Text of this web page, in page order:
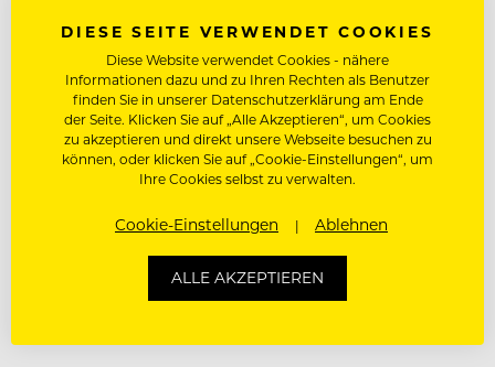
DIESE SEITE VERWENDET COOKIES
Diese Website verwendet Cookies - nähere
Informationen dazu und zu Ihren Rechten als Benutzer
finden Sie in unserer Datenschutzerklärung am Ende
der Seite. Klicken Sie auf „Alle Akzeptieren“, um Cookies
zu akzeptieren und direkt unsere Webseite besuchen zu
können, oder klicken Sie auf „Cookie-Einstellungen“, um
Ihre Cookies selbst zu verwalten.
Cookie-Einstellungen Ablehnen
ALLE AKZEPTIEREN